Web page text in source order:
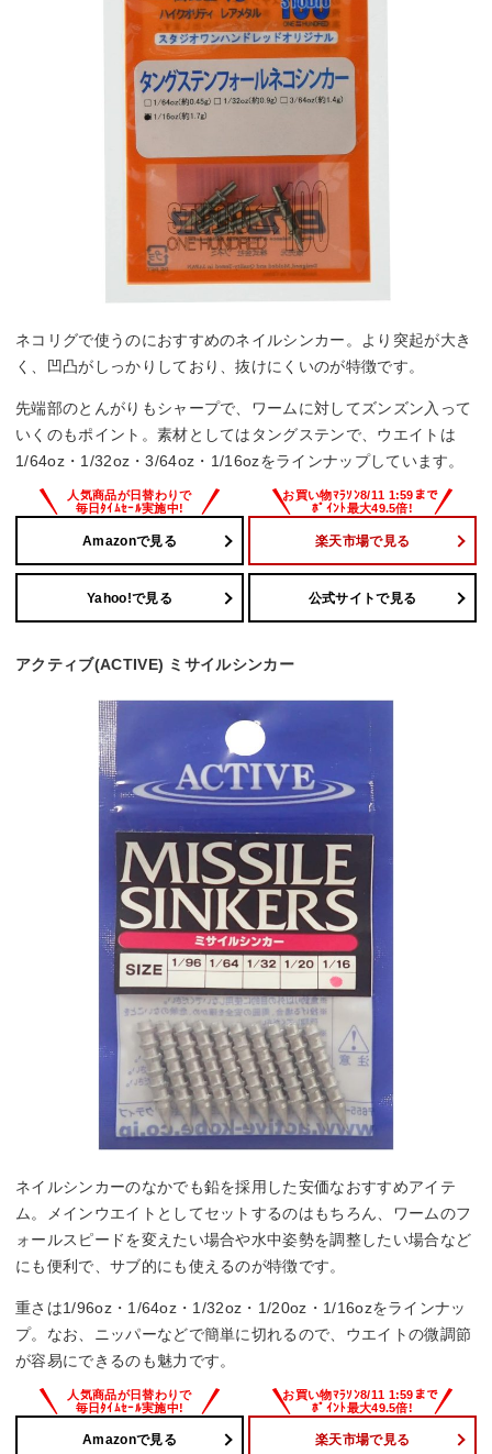
ネコリグで使うのにおすすめのネイルシンカー。より突起が大き
く、凹凸がしっかりしており、抜けにくいのが特徴です。
先端部のとんがりもシャープで、ワームに対してズンズン入って
いくのもポイント。素材としてはタングステンで、ウエイトは
1/64oz・1/32oz・3/64oz・1/16ozをラインナップしています。
Amazonで見る 楽天市場で見る
Yahoo!で見る 公式サイトで見る
アクティブ(ACTIVE) ミサイルシンカー
ネイルシンカーのなかでも鉛を採用した安価なおすすめアイテ
ム。メインウエイトとしてセットするのはもちろん、ワームのフ
ォールスピードを変えたい場合や水中姿勢を調整したい場合など
にも便利で、サブ的にも使えるのが特徴です。
重さは1/96oz・1/64oz・1/32oz・1/20oz・1/16ozをラインナッ
プ。なお、ニッパーなどで簡単に切れるので、ウエイトの微調節
が容易にできるのも魅力です。
Amazonで見る 楽天市場で見る